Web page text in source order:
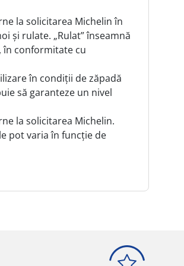
la solicitarea Michelin în
și rulate. „Rulat” înseamnă
în conformitate cu
în condiții de zăpadă
să garanteze un nivel
la solicitarea Michelin.
pot varia în funcție de